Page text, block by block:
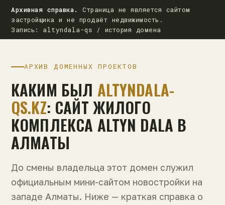
Архивная справка.
Страница не является сайтом
застройщика и не продаёт недвижимость.
Запись: altyndala-qs / история домена
АРХИВ ДОМЕННЫХ ПРОЕКТОВ
КАКИМ БЫЛ ALTYNDALA-
QS.KZ: САЙТ ЖИЛОГО
КОМПЛЕКСА ALTYN DALA В
АЛМАТЫ
До смены владельца этот домен служил
официальным мини-сайтом новостройки на
западе Алматы. Ниже — краткая справка о